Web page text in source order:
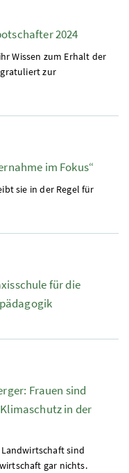
2024
Wissen zum Erhalt der
gratuliert zur
im Fokus“
sie in der Regel für
für die
Frauen sind
in der
sind
gar nichts.